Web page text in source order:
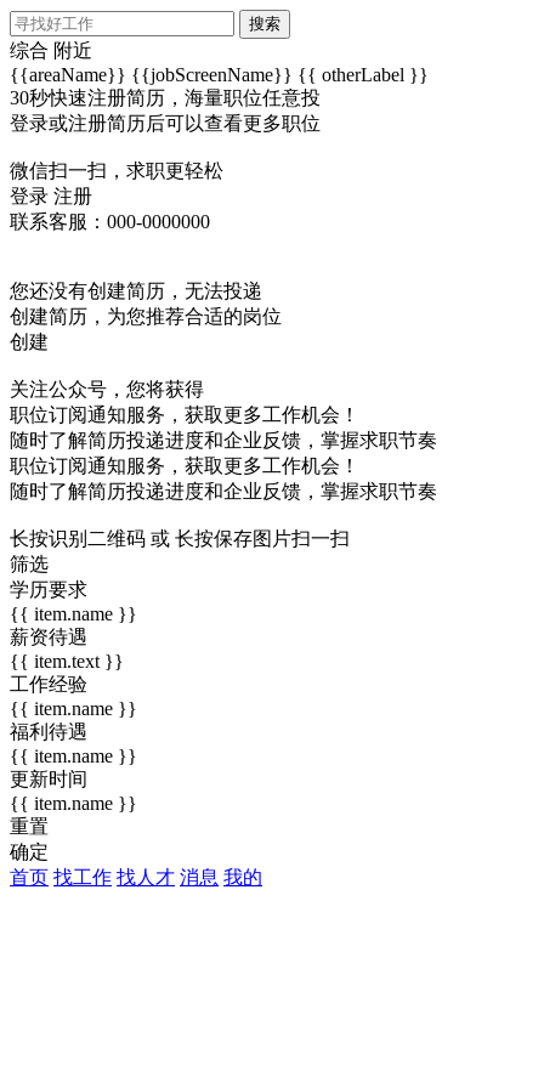
搜索
综合 附近
{{areaName}} {{jobScreenName}} {{ otherLabel }}
30秒快速注册简历，海量职位任意投
登录或注册简历后可以查看更多职位
微信扫一扫，求职更轻松
登录 注册
联系客服：000-0000000
您还没有创建简历，无法投递
创建简历，为您推荐合适的岗位
创建
关注公众号，您将获得
职位订阅通知服务，获取更多工作机会！
随时了解简历投递进度和企业反馈，掌握求职节奏
职位订阅通知服务，获取更多工作机会！
随时了解简历投递进度和企业反馈，掌握求职节奏
长按识别二维码 或 长按保存图片扫一扫
筛选
学历要求
{{ item.name }}
薪资待遇
{{ item.text }}
工作经验
{{ item.name }}
福利待遇
{{ item.name }}
更新时间
{{ item.name }}
重置
确定
首页 找工作 找人才 消息 我的